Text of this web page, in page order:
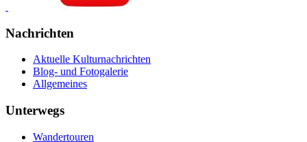
Nachrichten
Aktuelle Kulturnachrichten
Blog- und Fotogalerie
Allgemeines
Unterwegs
Wandertouren